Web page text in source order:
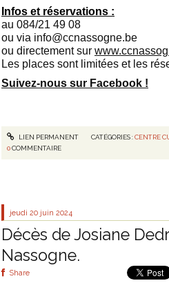
Infos et réservations :
au 084/21 49 08
ou via info@ccnassogne.be
ou directement sur
Les places sont limitées et les
Suivez-nous sur Facebook !
LIEN PERMANENT CATÉGORIES :CENTRE
0COMMENTAIRE
jeudi 20 juin 2024
Décès de Josiane
Nassogne.
Share